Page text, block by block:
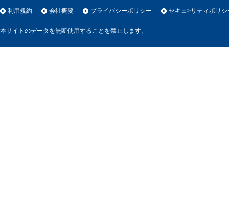
利用規約 会社概要 プライバシーポリシー セキュ>リティポリシ
本サイトのデータを無断使用することを禁止します。